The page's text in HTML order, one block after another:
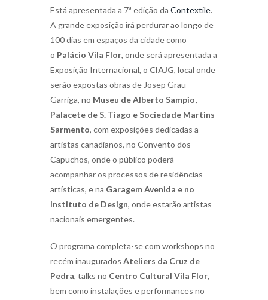
Está apresentada a 7ª edição da Contextile.
A grande exposição irá perdurar ao longo de
100 dias em espaços da cidade como
o Palácio Vila Flor, onde será apresentada a
Exposição Internacional, o CIAJG, local onde
serão expostas obras de Josep Grau-
Garriga, no Museu de Alberto Sampio,
Palacete de S. Tiago e Sociedade Martins
Sarmento, com exposições dedicadas a
artistas canadianos, no Convento dos
Capuchos, onde o público poderá
acompanhar os processos de residências
artísticas, e na Garagem Avenida e no
Instituto de Design, onde estarão artistas
nacionais emergentes.
O programa completa-se com workshops no
recém inaugurados Ateliers da Cruz de
Pedra, talks no Centro Cultural Vila Flor,
bem como instalações e performances no